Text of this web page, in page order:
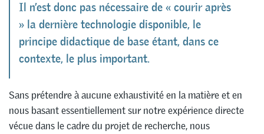
Il n’est donc pas nécessaire de « courir après
» la dernière technologie disponible, le
principe didactique de base étant, dans ce
contexte, le plus important.
Sans prétendre à aucune exhaustivité en la matière et en
nous basant essentiellement sur notre expérience directe
vécue dans le cadre du projet de recherche, nous